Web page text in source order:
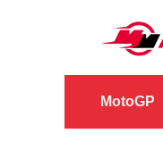
contenuto
MotoGP